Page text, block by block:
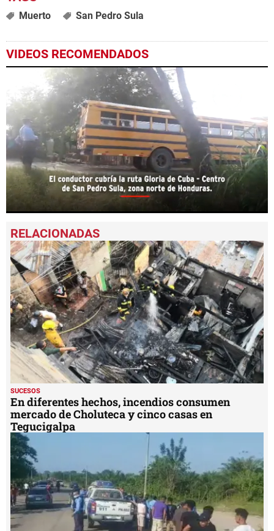
Muerto San Pedro Sula
VIDEOS RECOMENDADOS
seconds
of
45
seconds
SUCESOS
En diferentes hechos, incendios consumen
mercado de Choluteca y cinco casas en
Tegucigalpa